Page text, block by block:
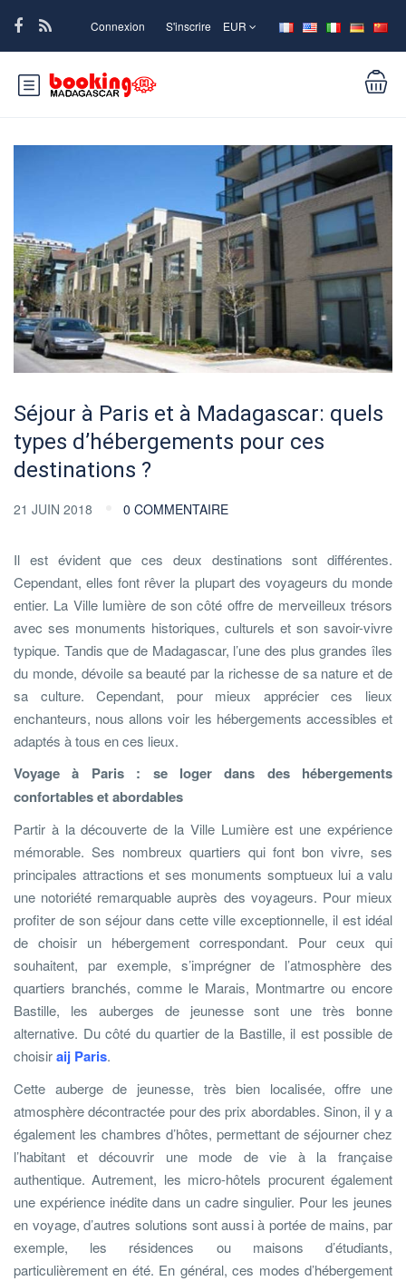
Connexion S'inscrire EUR
Séjour à Paris et à Madagascar: quels
types d’hébergements pour ces
destinations ?
21 JUIN 2018 0 COMMENTAIRE
Il est évident que ces deux destinations sont différentes.
Cependant, elles font rêver la plupart des voyageurs du monde
entier. La Ville lumière de son côté offre de merveilleux trésors
avec ses monuments historiques, culturels et son savoir-vivre
typique. Tandis que de Madagascar, l’une des plus grandes îles
du monde, dévoile sa beauté par la richesse de sa nature et de
sa culture. Cependant, pour mieux apprécier ces lieux
enchanteurs, nous allons voir les hébergements accessibles et
adaptés à tous en ces lieux.
Voyage à Paris : se loger dans des hébergements
confortables et abordables
Partir à la découverte de la Ville Lumière est une expérience
mémorable. Ses nombreux quartiers qui font bon vivre, ses
principales attractions et ses monuments somptueux lui a valu
une notoriété remarquable auprès des voyageurs. Pour mieux
profiter de son séjour dans cette ville exceptionnelle, il est idéal
de choisir un hébergement correspondant. Pour ceux qui
souhaitent, par exemple, s’imprégner de l’atmosphère des
quartiers branchés, comme le Marais, Montmartre ou encore
Bastille, les auberges de jeunesse sont une très bonne
alternative. Du côté du quartier de la Bastille, il est possible de
choisiraij Paris.
Cette auberge de jeunesse, très bien localisée, offre une
atmosphère décontractée pour des prix abordables. Sinon, il y a
également les chambres d’hôtes, permettant de séjourner chez
l’habitant et découvrir une mode de vie à la française
authentique. Autrement, les micro-hôtels procurent également
une expérience inédite dans un cadre singulier. Pour les jeunes
en voyage, d’autres solutions sont aussi à portée de mains, par
exemple, les résidences ou maisons d’étudiants,
particulièrement en été. En général, ces modes d’hébergement